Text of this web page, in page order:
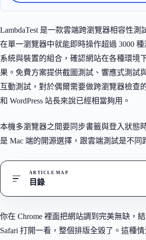
LambdaTest 是一款雲端跨瀏覽器相容性測
在單一瀏覽器中就能即時操作超過 3000
系統與裝置的組合，確認網站在各種環境
果。免費方案提供截圖測試、響應式測試
互動測試，對於偶爾需要做跨瀏覽器檢查
和 WordPress 站長來說已經相當夠用。
本機多瀏覽器之間要同步書籤與登入狀態
是 Mac 端的開源選擇，跟雲端測試是不同
ARTICLE MAP
目錄
你在 Chrome 裡面把網站調到完美無缺，
Safari 打開一看，整個排版全毀了。這種